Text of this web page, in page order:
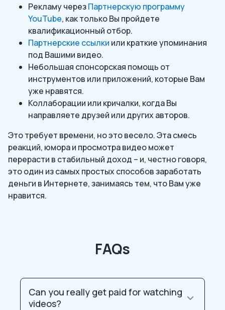
Рекламу черезПартнерскую программу
YouTube, как только Вы пройдете
квалификационный отбор.
Партнерские ссылки или краткие упоминания
под Вашими видео.
Небольшая спонсорская помощь от
инструментов или приложений, которые Вам
уже нравятся.
Коллаборации или кричалки, когда Вы
направляете друзей или других авторов.
Это требует времени, но это весело. Эта смесь
реакций, юмора и просмотра видео может
перерасти в стабильный доход – и, честно говоря,
это один из самых простых способов заработать
деньги в Интернете, занимаясь тем, что Вам уже
нравится.
FAQs
Can you really get paid for watching
videos?